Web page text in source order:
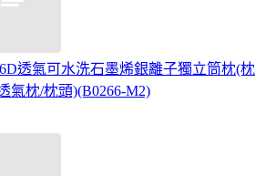
透氣可水洗石墨烯銀離子獨立筒枕(枕
氣枕/枕頭)(B0266-M2)